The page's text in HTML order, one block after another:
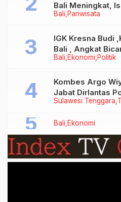
Bali Pariwisata
Bali Meningkat,
Tidak Benar
Bali Ekonomi Politik
IGK Kresna Budi
Bali , Angkat
Bersubsidi Jenis
Sulawesi Tenggara
Kombes Argo
Jabat Dirlantas
Bali Ekonomi